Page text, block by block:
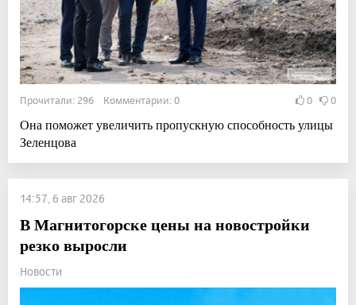
Прочитали: 296 Комментарии: 0 0 0
Она поможет увеличить пропускную способность улицы
Зеленцова
14:57, 6 авг 2026
В Магнитогорске цены на новостройки
резко выросли
Новости